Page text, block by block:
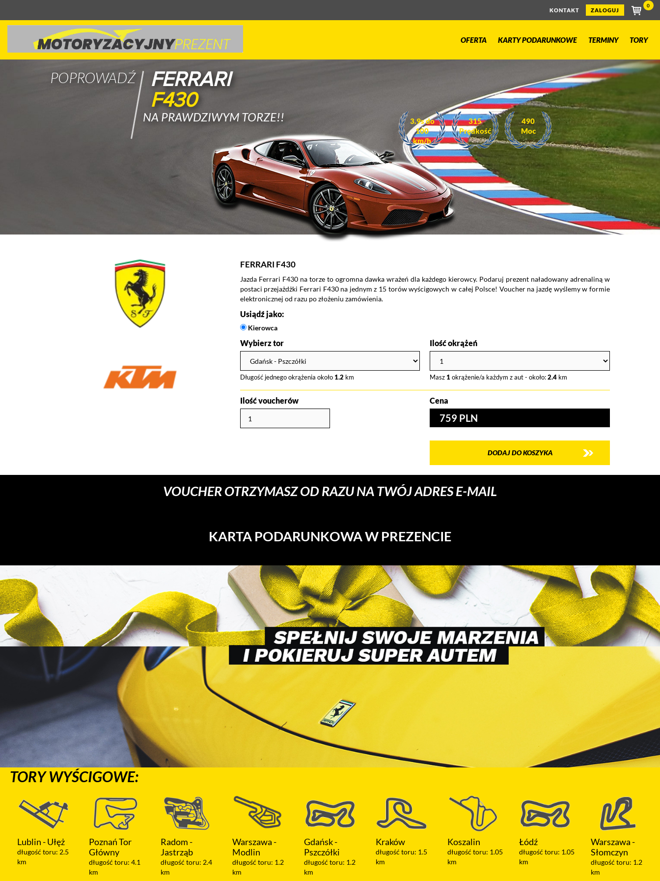
KONTAKT ZALOGUJ
0
OFERTA KARTY PODARUNKOWE TERMINY TORY
POPROWADŹ
FERRARI
F430
NA PRAWDZIWYM TORZE!!
3.9s do
100
km/h
315
Prędkość
490
Moc
FERRARI F430
Jazda Ferrari F430 na torze to ogromna dawka wrażeń dla każdego kierowcy. Podaruj prezent naładowany adrenaliną w
postaci przejażdżki Ferrari F430 na jednym z 15 torów wyścigowych w całej Polsce! Voucher na jazdę wyślemy w formie
elektronicznej od razu po złożeniu zamówienia.
Wybierz jazdę
że poczujesz
Usiądź jako:
Kierowca
Wybierz tor
Długość jednego okrążenia około 1.2 km
Ilość okrążeń
Masz 1 okrążenie/a każdym z aut - około:2.4 km
Ilość voucherów Cena
759 PLN
DODAJ DO KOSZYKA
VOUCHER OTRZYMASZ OD RAZU NA TWÓJ ADRES E-MAIL
KARTA PODARUNKOWA W PREZENCIE
TORY WYŚCIGOWE:
Lublin - Ułęż
długość toru: 2.5
km
Poznań Tor
Główny
długość toru: 4.1
km
Radom -
Jastrząb
długość toru: 2.4
km
Warszawa -
Modlin
długość toru: 1.2
km
Gdańsk -
Pszczółki
długość toru: 1.2
km
Kraków
długość toru: 1.5
km
Koszalin
długość toru: 1.05
km
Łódź
długość toru: 1.05
km
Warszawa -
Słomczyn
długość toru: 1.2
km